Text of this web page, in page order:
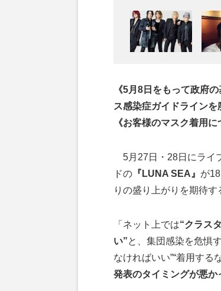
《5月8日をもって政府
ス感染症ガイドラインを
《お客様のマスク着用
5月27日・28日にライ
ドの 『LUNA SEA』 が
りの盛り上がりを期待
「ネット上では“クラス
い”と、集団感染を危惧
なければいい”“着用する
発表のタイミングが悪か